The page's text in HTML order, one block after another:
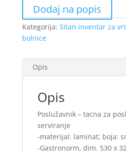
Dodaj na popis
Kategorija: Sitan inventar za
bolnice
Opis
Opis
Poslužavnik – tacna za
serviranje
-materijal: laminat; boja:
-Gastronorm, dim. 530 x